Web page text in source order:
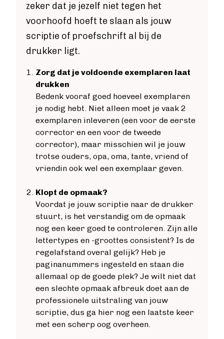
zeker dat je jezelf niet tegen het
voorhoofd hoeft te slaan als jouw
scriptie of proefschrift al bij de
drukker ligt.
Zorg dat je voldoende exemplaren laat
drukken
Bedenk vooraf goed hoeveel exemplaren
je nodig hebt. Niet alleen moet je vaak 2
exemplaren inleveren (een voor de eerste
corrector en een voor de tweede
corrector), maar misschien wil je jouw
trotse ouders, opa, oma, tante, vriend of
vriendin ook wel een exemplaar geven.
Klopt de opmaak?
Voordat je jouw scriptie naar de drukker
stuurt, is het verstandig om de opmaak
nog een keer goed te controleren. Zijn alle
lettertypes en -groottes consistent? Is de
regelafstand overal gelijk? Heb je
paginanummers ingesteld en staan die
allemaal op de goede plek? Je wilt niet dat
een slechte opmaak afbreuk doet aan de
professionele uitstraling van jouw
scriptie, dus ga hier nog een laatste keer
met een scherp oog overheen.